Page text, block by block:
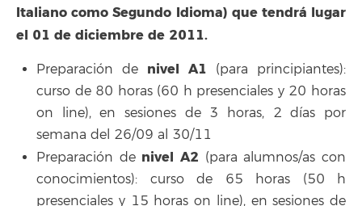
Italiano como Segundo Idioma) que tendrá lugar
el 01 de diciembre de 2011.
Preparación de nivel A1 (para principiantes):
curso de 80 horas (60 h presenciales y 20 horas
on line), en sesiones de 3 horas, 2 días por
semana del 26/09 al 30/11
Preparación de nivel A2 (para alumnos/as con
conocimientos): curso de 65 horas (50 h
presenciales y 15 horas on line), en sesiones de